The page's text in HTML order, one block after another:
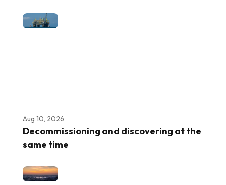
Aug 10, 2026
Decommissioning and discovering at the
same time